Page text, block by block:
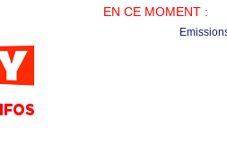
EN CE MOMENT :